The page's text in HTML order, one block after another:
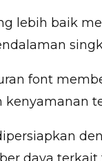
lebih baik
font
kenyamanan